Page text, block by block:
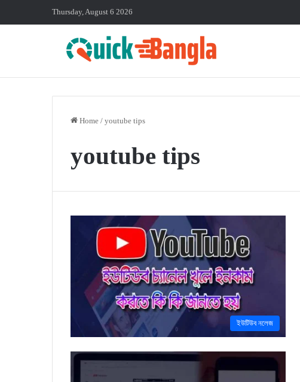
Thursday, August 6 2026
Home / youtube tips
youtube tips
ইউটিউব নলেজ